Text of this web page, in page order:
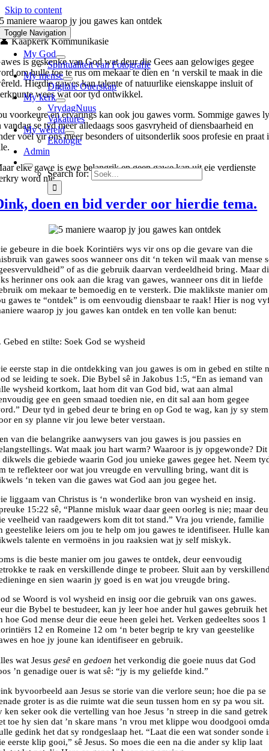
Skip to content
Toggle Navigation
My God
Spiritualiteit van Fotografie
My mense
Digitale Ouerskap
My kerk
VrydagNuus
Vakatures
My wêreld
Ekologie
Admin
Search for:
5 maniere waarop jy jou gawes kan ontdek
👤 Kaapkerk Kommunikasie
is geskenke van God wat deur die Gees aan gelowiges gegee
om hulle toe te rus om mekaar te dien en ‘n verskil te maak in die
Hierdie gawes kan talente of natuurlike eienskappe insluit of
wees wat oor tyd ontwikkel.
voorkeure en ervarings kan ook jou gawes vorm. Sommige gawes
vandag se tyd meer alledaags soos gasvryheid of diensbaarheid en
voel vir ons meer besonders of uitsonderlik soos profesie en praat
elke gawe is ewe belangrik en geen gawe kan uit eie verdienste
word nie.
doen en bid verder oor hierdie tema.
gebeure in die boek Korintiërs wys vir ons op die gevare van die
van gawes soos wanneer ons dit ‘n teken wil maak van mense
of as die gebruik daarvan verdeeldheid bring. Maar
herinner ons ook aan die krag van gawes, wanneer ons dit in liefde
om mekaar te bemoedig en te versterk. Die maklikste manier om
gawes te “ontdek” is om eenvoudig diensbaar te raak! Hier is nog
waarop jy jou gawes kan ontdek en ten volle kan benut:
Gebed en stilte: Soek God se wysheid
eerste stap in die ontdekking van jou gawes is om in gebed en stilte
se leiding te soek. Die Bybel sê in Jakobus 1:5, “En as iemand van
wysheid kortkom, laat hom dit van God bid, wat aan almal
gee en geen smaad toedien nie, en dit sal aan hom gegee
Deur tyd in gebed deur te bring en op God te wag, kan jy sy stem
en sy planne vir jou lewe beter verstaan.
van die belangrike aanwysers van jou gawes is jou passies en
Wat maak jou hart warm? Waaroor is jy opgewonde? Dit
dikwels die gebiede waarin God jou unieke gawes gegee het. Neem
te reflekteer oor wat jou vreugde en vervulling bring, want dit is
‘n teken van die gawes wat God aan jou gegee het.
liggaam van Christus is ‘n wonderlike bron van wysheid en insig.
15:22 sê, “Planne misluk waar daar geen oorleg is nie; maar
veelheid van raadgewers kom dit tot stand.” Vra jou vriende, familie
geestelike leiers om jou te help om jou gawes te identifiseer. Hulle
talente en vermoëns in jou raaksien wat jy self miskyk.
is die beste manier om jou gawes te ontdek, deur eenvoudig
te raak en verskillende dinge te probeer. Sluit aan by
en sien waarin jy goed is en wat jou vreugde bring.
se Woord is vol wysheid en insig oor die gebruik van ons gawes.
die Bybel te bestudeer, kan jy leer hoe ander hul gawes gebruik het
hoe God mense deur die eeue heen gelei het. Verken gedeeltes soos 1
12 en Romeine 12 om ‘n beter begrip te kry van geestelike
en hoe jy joune kan identifiseer en gebruik.
wat Jesusgesê engedoen het verkondig die goeie nuus dat God
’n genadige ouer is wat sê: “jy is my geliefde kind.”
byvoorbeeld aan Jesus se storie van die verlore seun; hoe die pa se
groter is as die ruimte wat die seun tussen hom en sy pa wou sit.
ken seker ook die vertelling van hoe Jesus ’n streep in die sand getrek
toe hy sien dat ’n skare mans ’n vrou met klippe wou doodgooi
gedink het dat sy rondgeslaap het. “Laat die een wat sonder sonde
eerste klip gooi,” sê Jesus. So moes die een na die ander sy klip laat